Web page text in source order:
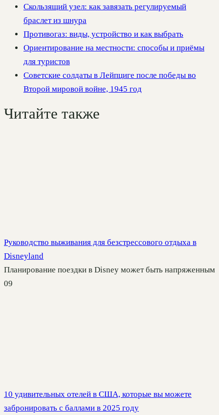
Скользящий узел: как завязать регулируемый
браслет из шнура
Противогаз: виды, устройство и как выбрать
Ориентирование на местности: способы и приёмы
для туристов
Советские солдаты в Лейпциге после победы во
Второй мировой войне, 1945 год
Читайте также
Руководство выживания для безстрессового отдыха в
Disneyland
Планирование поездки в Disney может быть напряженным
09
10 удивительных отелей в США, которые вы можете
забронировать с баллами в 2025 году